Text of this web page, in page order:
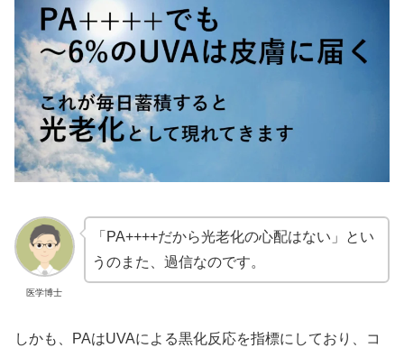
医学博士
「PA++++だから光老化の心配はない」とい
うのまた、過信なのです。
しかも、PAはUVAによる黒化反応を指標にしており、コ